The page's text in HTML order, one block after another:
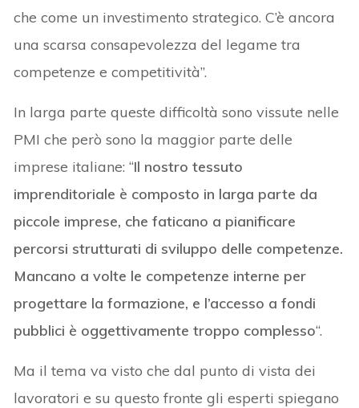
che come un investimento strategico. C’è ancora
una scarsa consapevolezza del legame tra
competenze e competitività”.
In larga parte queste difficoltà sono vissute nelle
PMI che però sono la maggior parte delle
imprese italiane: “Il nostro tessuto
imprenditoriale è composto in larga parte da
piccole imprese, che faticano a pianificare
percorsi strutturati di sviluppo delle competenze.
Mancano a volte le competenze interne per
progettare la formazione, e l’accesso a fondi
pubblici è oggettivamente troppo complesso“.
Ma il tema va visto che dal punto di vista dei
lavoratori e su questo fronte gli esperti spiegano